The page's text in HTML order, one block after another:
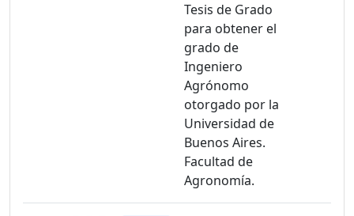
Tesis de Grado
para obtener el
grado de
Ingeniero
Agrónomo
otorgado por la
Universidad de
Buenos Aires.
Facultad de
Agronomía.